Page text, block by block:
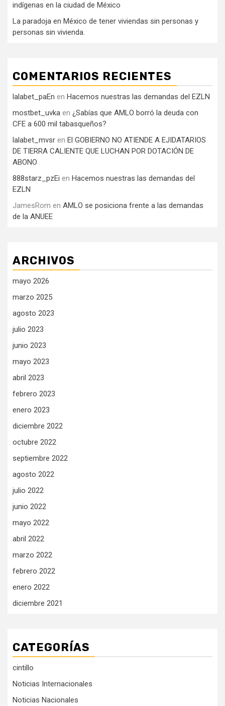
indígenas en la ciudad de México
La paradoja en México de tener viviendas sin personas y
personas sin vivienda.
COMENTARIOS RECIENTES
lalabet_paEn en Hacemos nuestras las demandas del EZLN
mostbet_uvka en ¿Sabías que AMLO borró la deuda con
CFE a 600 mil tabasqueños?
lalabet_mvsr en El GOBIERNO NO ATIENDE A EJIDATARIOS
DE TIERRA CALIENTE QUE LUCHAN POR DOTACIÓN DE
ABONO
888starz_pzEi en Hacemos nuestras las demandas del
EZLN
JamesRom en AMLO se posiciona frente a las demandas
de la ANUEE
ARCHIVOS
mayo 2026
marzo 2025
agosto 2023
julio 2023
junio 2023
mayo 2023
abril 2023
febrero 2023
enero 2023
diciembre 2022
octubre 2022
septiembre 2022
agosto 2022
julio 2022
junio 2022
mayo 2022
abril 2022
marzo 2022
febrero 2022
enero 2022
diciembre 2021
CATEGORÍAS
cintillo
Noticias Internacionales
Noticias Nacionales